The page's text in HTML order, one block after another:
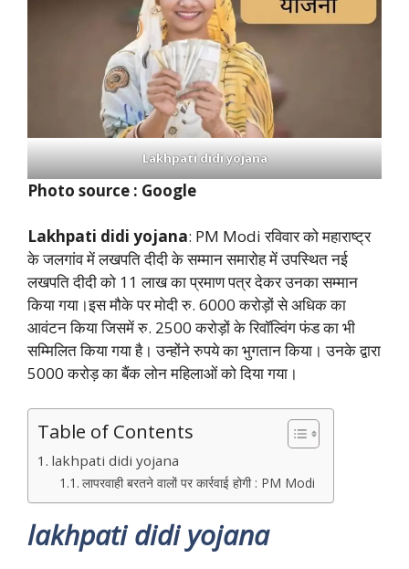
Lakhpati didi yojana
Photo source : Google
Lakhpati didi yojana: PM Modi रविवार को महाराष्ट्र
के जलगांव में लखपति दीदी के सम्मान समारोह में उपस्थित नई
लखपति दीदी को 11 लाख का प्रमाण पत्र देकर उनका सम्मान
किया गया।इस मौके पर मोदी रु. 6000 करोड़ों से अधिक का
आवंटन किया जिसमें रु. 2500 करोड़ों के रिवॉल्विंग फंड का भी
सम्मिलित किया गया है। उन्होंने रुपये का भुगतान किया। उनके द्वारा
5000 करोड़ का बैंक लोन महिलाओं को दिया गया।
Table of Contents
lakhpati didi yojana
लापरवाही बरतने वालों पर कार्रवाई होगी : PM Modi
lakhpati didi yojana